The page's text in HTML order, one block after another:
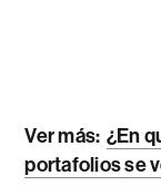
Ver más: ¿En
portafolios se